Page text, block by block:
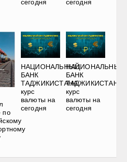
сегодня сегодня
по
НАЦИОНАЛЬНЫЙ
БАНК
ТАДЖИКИСТАНА:
курс
валюты на
сегодня
НАЦИОНАЛЬНЫЙ
БАНК
ТАДЖИКИСТАНА:
курс
валюты на
сегодня